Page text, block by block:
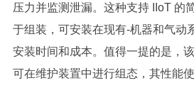
压力并监测泄漏。这种支持 IIoT 的
于组装，可安装在现有-机器和气动
安装时间和成本。值得一提的是，
可在维护装置中进行组态，其性能